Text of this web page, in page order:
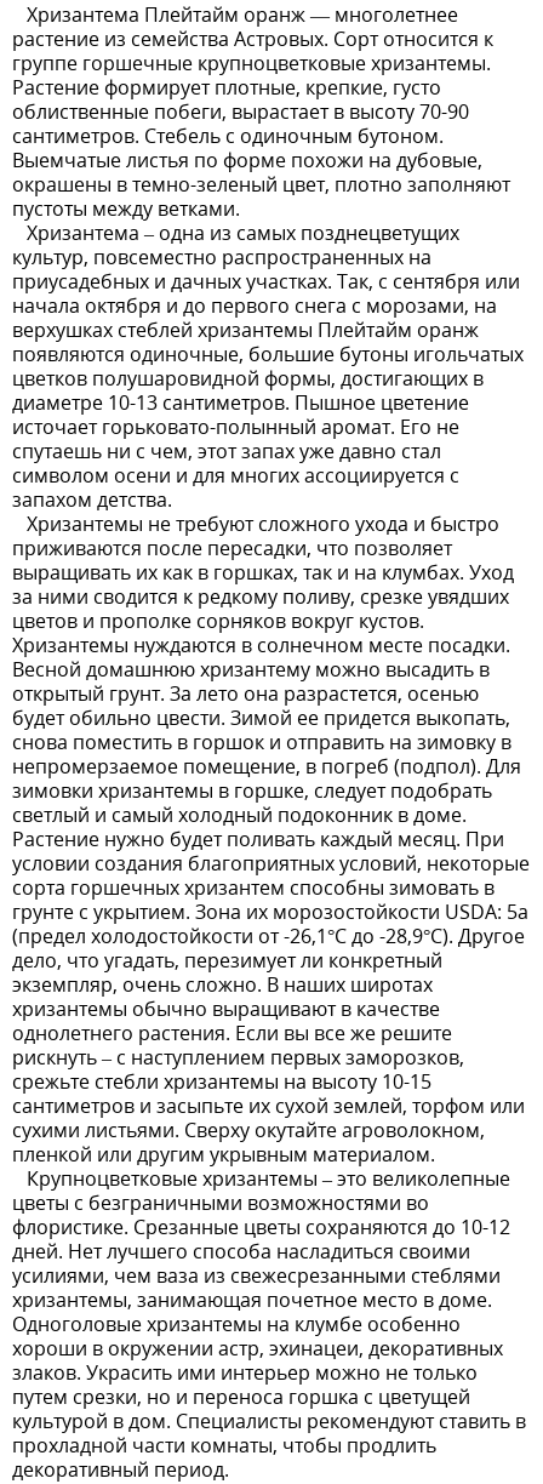
Хризантема Плейтайм оранж — многолетнее
растение из семейства Астровых. Сорт относится к
группе горшечные крупноцветковые хризантемы.
Растение формирует плотные, крепкие, густо
облиственные побеги, вырастает в высоту 70-90
сантиметров. Стебель с одиночным бутоном.
Выемчатые листья по форме похожи на дубовые,
окрашены в темно-зеленый цвет, плотно заполняют
пустоты между ветками.
Хризантема – одна из самых позднецветущих
культур, повсеместно распространенных на
приусадебных и дачных участках. Так, с сентября или
начала октября и до первого снега с морозами, на
верхушках стеблей хризантемы Плейтайм оранж
появляются одиночные, большие бутоны игольчатых
цветков полушаровидной формы, достигающих в
диаметре 10-13 сантиметров. Пышное цветение
источает горьковато-полынный аромат. Его не
спутаешь ни с чем, этот запах уже давно стал
символом осени и для многих ассоциируется с
запахом детства.
Хризантемы не требуют сложного ухода и быстро
приживаются после пересадки, что позволяет
выращивать их как в горшках, так и на клумбах. Уход
за ними сводится к редкому поливу, срезке увядших
цветов и прополке сорняков вокруг кустов.
Хризантемы нуждаются в солнечном месте посадки.
Весной домашнюю хризантему можно высадить в
открытый грунт. За лето она разрастется, осенью
будет обильно цвести. Зимой ее придется выкопать,
снова поместить в горшок и отправить на зимовку в
непромерзаемое помещение, в погреб (подпол). Для
зимовки хризантемы в горшке, следует подобрать
светлый и самый холодный подоконник в доме.
Растение нужно будет поливать каждый месяц. При
условии создания благоприятных условий, некоторые
сорта горшечных хризантем способны зимовать в
грунте с укрытием. Зона их морозостойкости USDA: 5a
(предел холодостойкости от -26,1°С до -28,9°С). Другое
дело, что угадать, перезимует ли конкретный
экземпляр, очень сложно. В наших широтах
хризантемы обычно выращивают в качестве
однолетнего растения. Если вы все же решите
рискнуть – с наступлением первых заморозков,
срежьте стебли хризантемы на высоту 10-15
сантиметров и засыпьте их сухой землей, торфом или
сухими листьями. Сверху окутайте агроволокном,
пленкой или другим укрывным материалом.
Крупноцветковые хризантемы – это великолепные
цветы с безграничными возможностями во
флористике. Срезанные цветы сохраняются до 10-12
дней. Нет лучшего способа насладиться своими
усилиями, чем ваза из свежесрезанными стеблями
хризантемы, занимающая почетное место в доме.
Одноголовые хризантемы на клумбе особенно
хороши в окружении астр, эхинацеи, декоративных
злаков. Украсить ими интерьер можно не только
путем срезки, но и переноса горшка с цветущей
культурой в дом. Специалисты рекомендуют ставить в
прохладной части комнаты, чтобы продлить
декоративный период.